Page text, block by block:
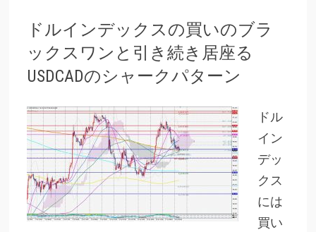
ドルインデックスの買いのブラ
ックスワンと引き続き居座る
USDCADのシャークパターン
ドル
イン
デッ
クス
には
買い